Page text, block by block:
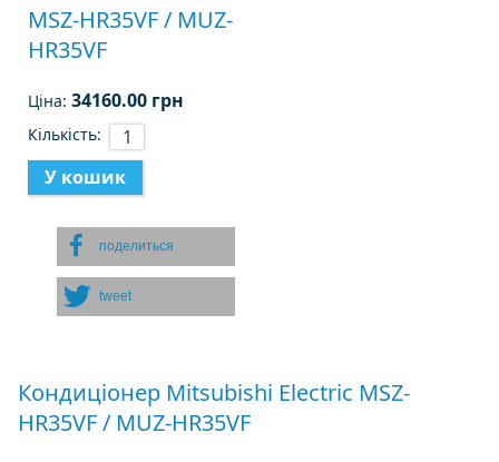
MSZ-HR35VF / MUZ-
HR35VF
Ціна:34160.00 грн
Кількість:
поделиться
tweet
Кондиціонер Mitsubishi Electric MSZ-
HR35VF / MUZ-HR35VF